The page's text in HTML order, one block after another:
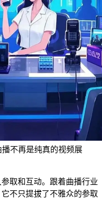
不再是纯真的视频展
取和互动。跟着曲播行业
不只提拔了不雅众的参取